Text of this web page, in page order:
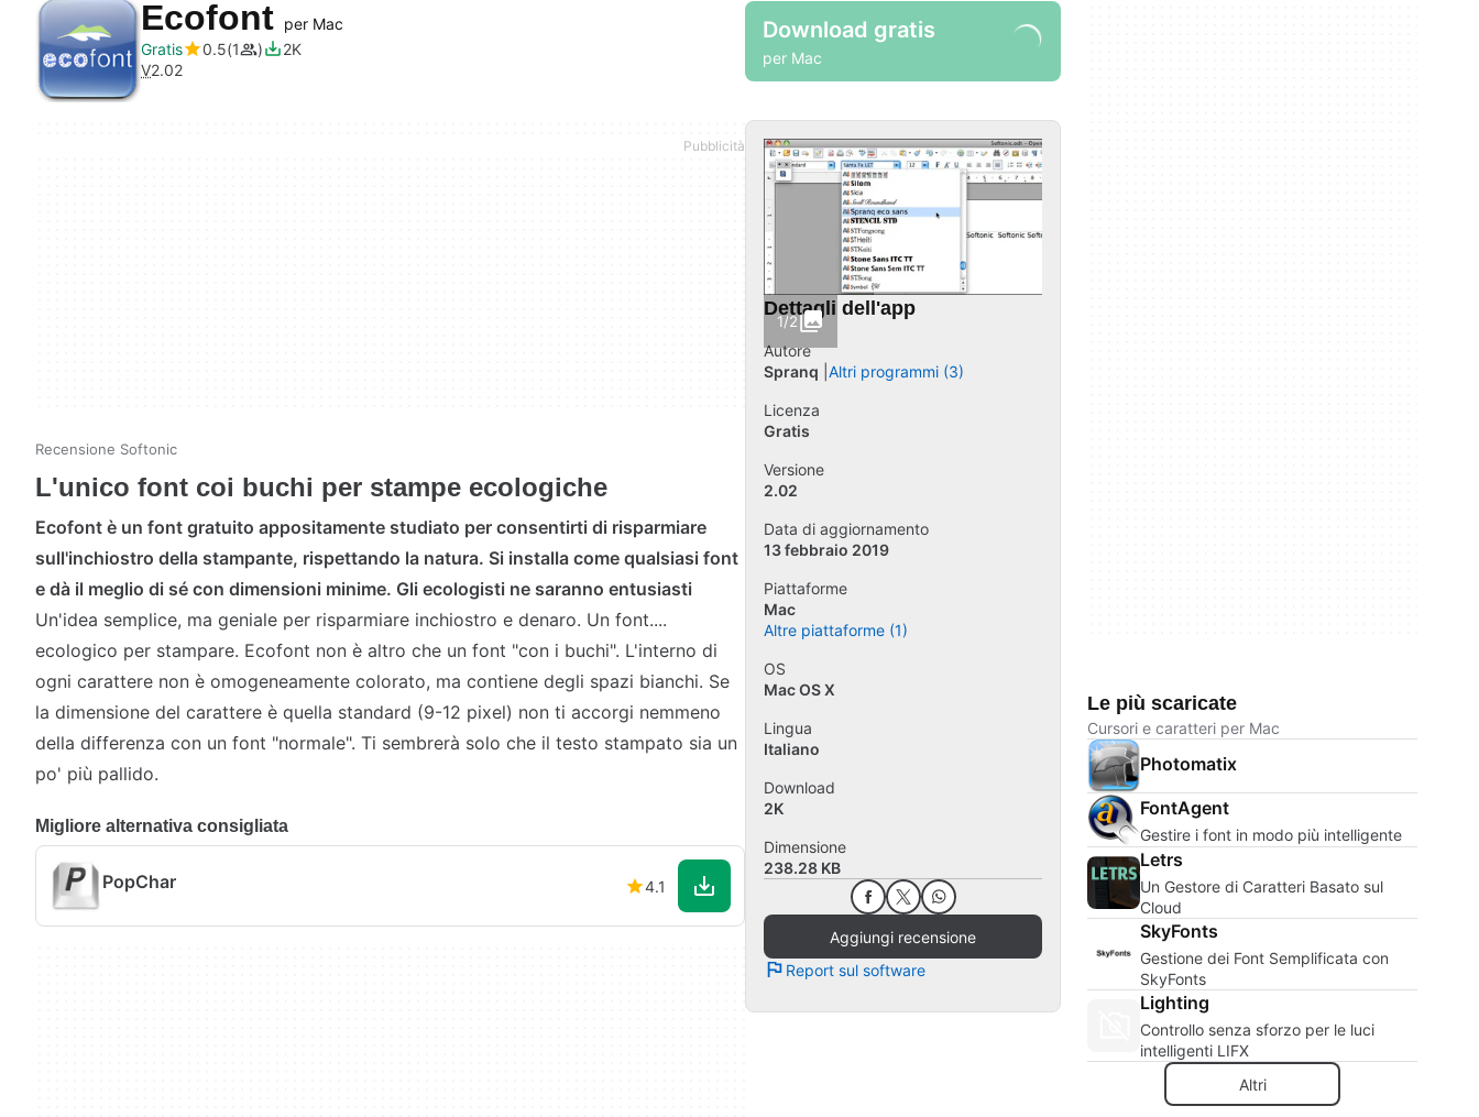
Ecofont per Mac
Gratis
0.5 1
2K
V2.02
Download gratis
per Mac
Recensione Softonic
L'unico font coi buchi per stampe ecologiche
Ecofont è un font gratuito appositamente studiato per consentirti di risparmiare
sull'inchiostro della stampante, rispettando la natura. Si installa come qualsiasi font
e dà il meglio di sé con dimensioni minime. Gli ecologisti ne saranno entusiasti
Un'idea semplice, ma geniale per risparmiare inchiostro e denaro. Un font....
ecologico per stampare. Ecofont non è altro che un font "con i buchi". L'interno di
ogni carattere non è omogeneamente colorato, ma contiene degli spazi bianchi. Se
la dimensione del carattere è quella standard (9-12 pixel) non ti accorgi nemmeno
della differenza con un font "normale". Ti sembrerà solo che il testo stampato sia un
po' più pallido.
Migliore alternativa consigliata
PopChar 4.1
1/2
Dettagli dell'app
Autore
Spranq Altri programmi (3)
Licenza
Gratis
Versione
2.02
Data di aggiornamento
13 febbraio 2019
Piattaforme
Mac
Altre piattaforme (1)
OS
Mac OS X
Lingua
Italiano
Download
2K
Dimensione
238.28 KB
Aggiungi recensione
Report sul software
Le più scaricate
Cursori e caratteri per Mac
Photomatix
FontAgent
Gestire i font in modo più intelligente
Letrs
Un Gestore di Caratteri Basato sul
Cloud
SkyFonts
Gestione dei Font Semplificata con
SkyFonts
Lighting
Controllo senza sforzo per le luci
intelligenti LIFX
Altri